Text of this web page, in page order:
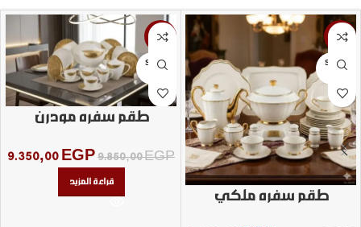
-5%
SOLD
طقم سفره ملكي
-5%
SOLD
طقم سفره مودرن
9.850,00EGP
9.350,00 EGP
قراءة المزيد